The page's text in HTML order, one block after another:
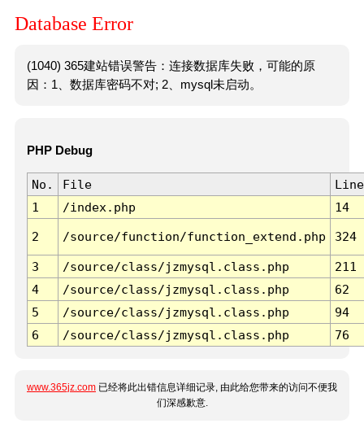
Database Error
(1040) 365建站错误警告：连接数据库失败，可能的原
因：1、数据库密码不对; 2、mysql未启动。
PHP Debug
No. File
Line
1
/index.php 14
2 /source/function/function_extend.php 324
3 /source/class/jzmysql.class.php
211
4
/source/class/jzmysql.class.php
62
5
/source/class/jzmysql.class.php
94
6
/source/class/jzmysql.class.php 76
www.365jz.com 已经将此出错信息详细记录, 由此给您带来的访问不便我
们深感歉意.